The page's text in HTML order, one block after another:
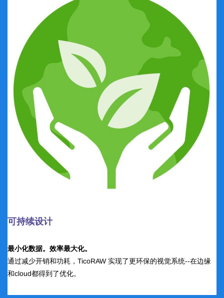
可持续设计
最小化数据。效率最大化。
通过减少开销和功耗，TicoRAW 实现了更环保的视觉系统--在边缘
和cloud都得到了优化。